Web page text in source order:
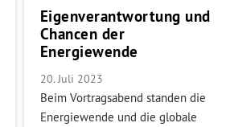
Eigenverantwortung und
Chancen der
Energiewende
20. Juli 2023
Beim Vortragsabend standen die
Energiewende und die globale